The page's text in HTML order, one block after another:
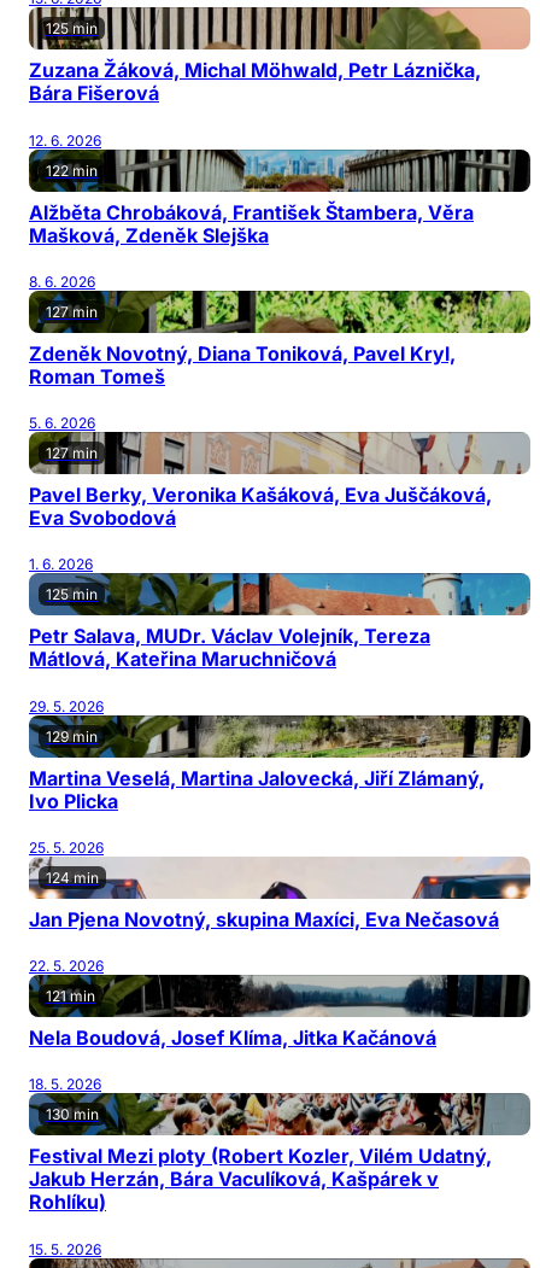
125 min
Zuzana Žáková, Michal Möhwald, Petr Láznička,
Bára Fišerová
12. 6. 2026
122 min
Alžběta Chrobáková, František Štambera, Věra
Mašková, Zdeněk Slejška
8. 6. 2026
127 min
Zdeněk Novotný, Diana Toniková, Pavel Kryl,
Roman Tomeš
5. 6. 2026
127 min
Pavel Berky, Veronika Kašáková, Eva Juščáková,
Eva Svobodová
1. 6. 2026
125 min
Petr Salava, MUDr. Václav Volejník, Tereza
Mátlová, Kateřina Maruchničová
29. 5. 2026
129 min
Martina Veselá, Martina Jalovecká, Jiří Zlámaný,
Ivo Plicka
25. 5. 2026
124 min
Jan Pjena Novotný, skupina Maxíci, Eva Nečasová
22. 5. 2026
121 min
Nela Boudová, Josef Klíma, Jitka Kačánová
18. 5. 2026
130 min
Festival Mezi ploty (Robert Kozler, Vilém Udatný,
Jakub Herzán, Bára Vaculíková, Kašpárek v
Rohlíku)
15. 5. 2026